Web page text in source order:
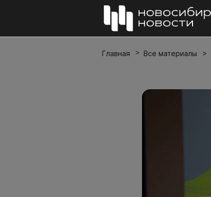
Главная Все материалы